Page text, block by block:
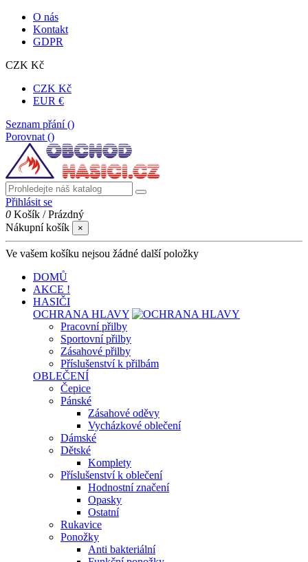
O nás
Kontakt
GDPR
CZK Kč
CZK Kč
EUR €
Seznam přání ()
Porovnat ()
Přihlásit se
0 Košík /Prázdný
Nákupní košík
×
Ve vašem košíku nejsou žádné další položky
DOMŮ
AKCE !
HASIČI
OCHRANA HLAVY
Pracovní přilby
Sportovní přilby
Zásahové přilby
Příslušenství k přilbám
OBLEČENÍ
Čepice
Pánské
Zásahové oděvy
Vycházkové oblečení
Dámské
Dětské
Komplety
Příslušenství k oblečení
Hodnostní značení
Opasky
Ostatní
Rukavice
Ponožky
Anti bakteriální